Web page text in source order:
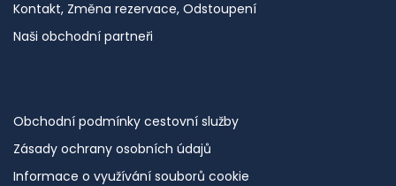
Kontakt, Změna rezervace, Odstoupení
Naši obchodní partneři
Obchodní podmínky cestovní služby
Zásady ochrany osobních údajů
Informace o využívání souborů cookie